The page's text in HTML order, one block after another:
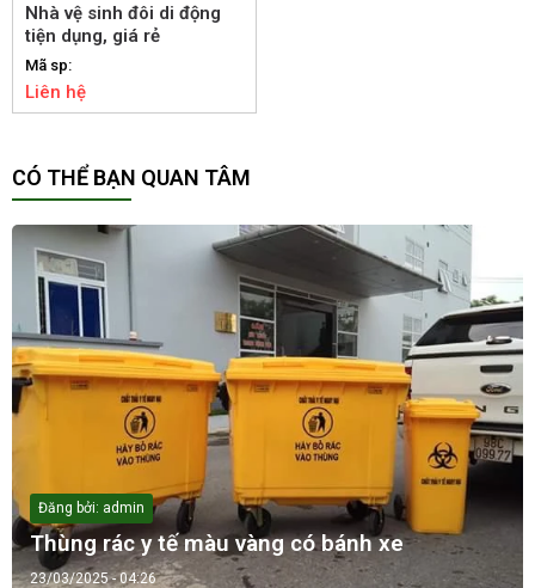
Nhà vệ sinh đôi di động
tiện dụng, giá rẻ
Mã sp:
Liên hệ
CÓ THỂ BẠN QUAN TÂM
Đăng bởi: admin
Thùng rác y tế màu vàng có bánh xe
23/03/2025 - 04:26